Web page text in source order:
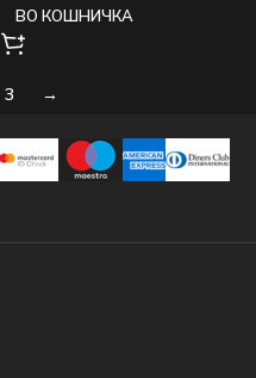
ВО КОШНИЧКА
3 →